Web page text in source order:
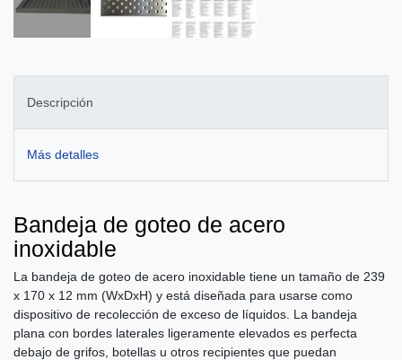
Descripción
Más detalles
Bandeja de goteo de acero
inoxidable
La bandeja de goteo de acero inoxidable tiene un tamaño de 239
x 170 x 12 mm (WxDxH) y está diseñada para usarse como
dispositivo de recolección de exceso de líquidos. La bandeja
plana con bordes laterales ligeramente elevados es perfecta
debajo de grifos, botellas u otros recipientes que puedan